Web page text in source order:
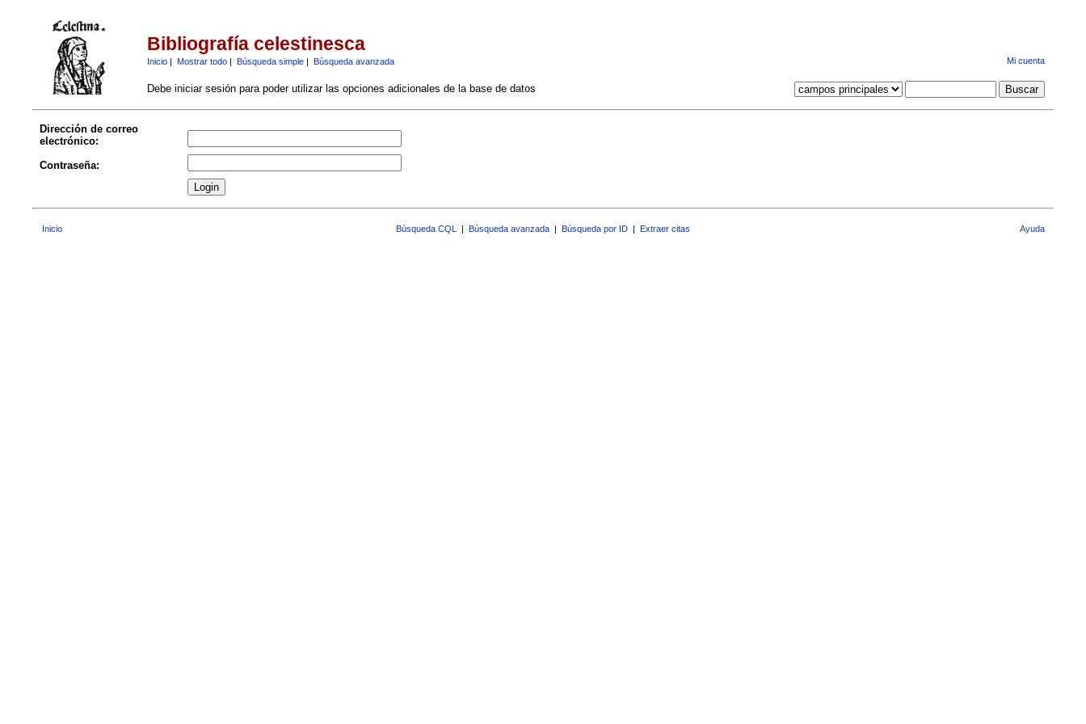
Bibliografía celestinesca
Inicio| Mostrar todo| Búsqueda simple| Búsqueda avanzada Mi cuenta
Debe iniciar sesión para poder utilizar las opciones adicionales de la base de datos
Dirección de correo
electrónico:
Contraseña:
Inicio Búsqueda CQL | Búsqueda avanzada | Búsqueda por ID | Extraer citas Ayuda